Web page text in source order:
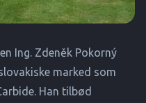
Ing. Zdeněk Pokorný
marked som
Han tilbød